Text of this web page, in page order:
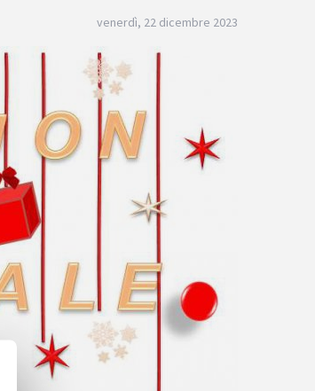
venerdì, 22 dicembre 2023